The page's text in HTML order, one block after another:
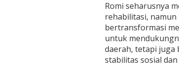
Romi seharusnya
rehabilitasi,
bertransformasi
untuk
daerah, tetapi juga
stabilitas sosial